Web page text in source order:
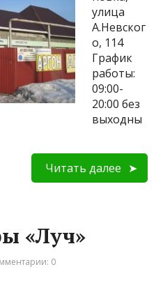
улица
А.Невског
о, 114
График
работы:
09:00-
20:00 без
выходны
Читать далее
«Луч»
0